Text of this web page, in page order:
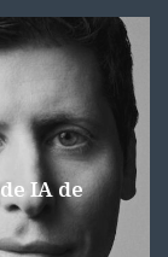
IA de